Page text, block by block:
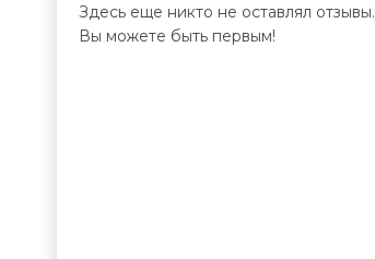
Здесь еще никто не оставлял отзывы.
Вы можете быть первым!